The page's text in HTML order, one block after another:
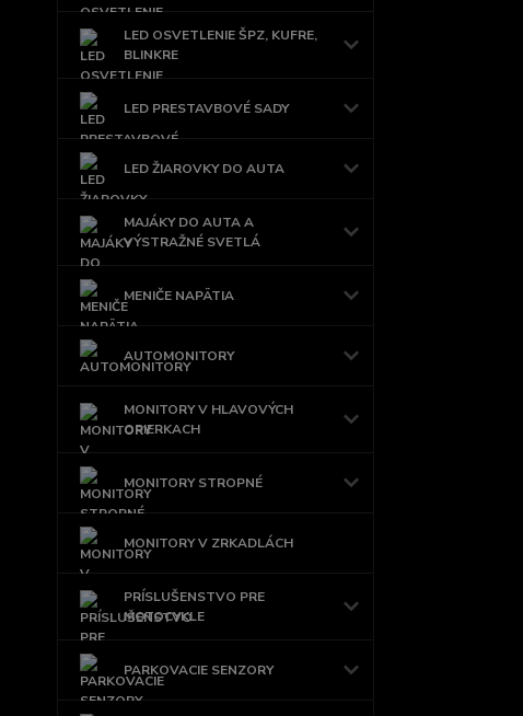
LED OSVETLENIE ŠPZ, KUFRE,
BLINKRE
LED PRESTAVBOVÉ SADY
LED ŽIAROVKY DO AUTA
MAJÁKY DO AUTA A
VÝSTRAŽNÉ SVETLÁ
MENIČE NAPÄTIA
AUTOMONITORY
MONITORY V HLAVOVÝCH
OPIERKACH
MONITORY STROPNÉ
MONITORY V ZRKADLÁCH
PRÍSLUŠENSTVO PRE
MOTOCYKLE
PARKOVACIE SENZORY